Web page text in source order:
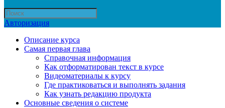
Авторизация
Описание курса
Самая первая глава
Справочная информация
Как отформатирован текст в курсе
Видеоматериалы к курсу
Где практиковаться и выполнять задания
Как узнать редакцию продукта
Основные сведения о системе